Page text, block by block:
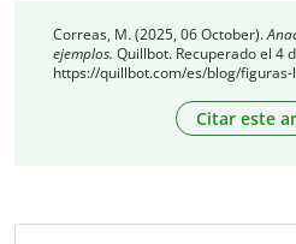
Correas, M. (2025, 06 October).
ejemplos. Quillbot. Recuperado el 4
https://quillbot.com/es/blog/
Citar este